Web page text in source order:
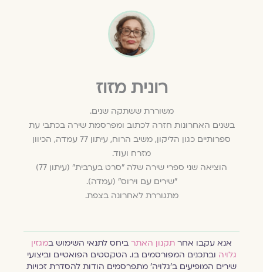
רונית מזוז
משוררת ששתקה שנים.
בשנים האחרונות חזרה לכתוב ומפרסמת שירה בכתבי עת
ספרותיים כגון הליקון, משיב הרוח, עיתון 77 עמדה, הכיוון
מזרח ועוד.
הוציאה שני ספרי שירה שלה "סרט בערבית" (עיתון 77)
"שירים עם וירוס" (עמדה).
מתגוררת לאחרונה בצפת.
אנא עקבו אחר תקנון האתר ביחס לתנאי השימוש במגזין
גלויה ובתכנים המפורסמים בו. הטקסטים הפואטיים וביצועי
שירים המופיעים ב׳גלויה׳ מתפרסמים הודות להסדרת זכויות